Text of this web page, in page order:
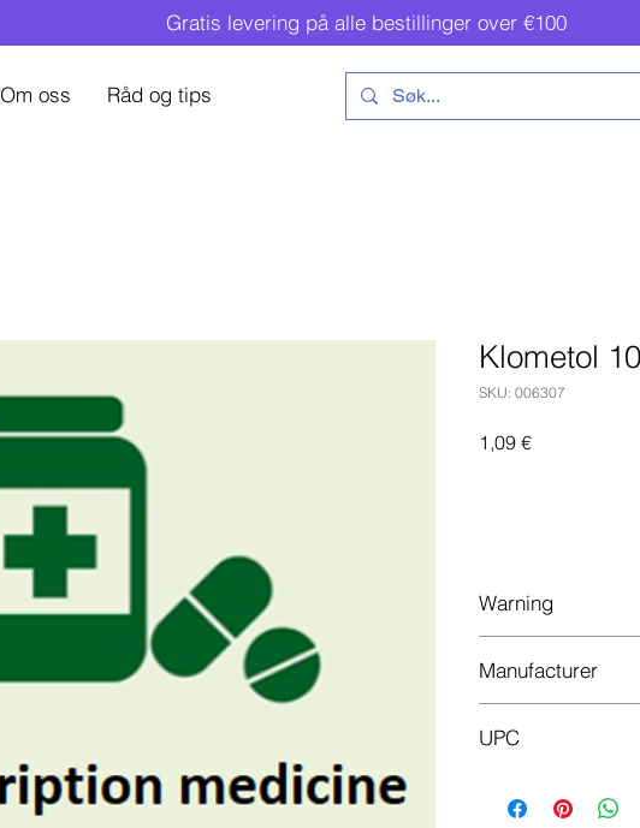
Gratis levering på alle bestillinger over €100
Om oss Råd og tips
Klometol
SKU: 006307
1,09 €Pris
Warning
prescription when
Manufacturer
UPC